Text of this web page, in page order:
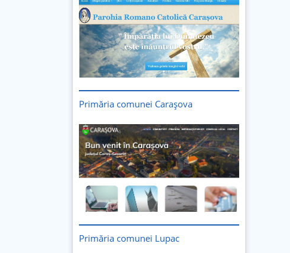
Primăria comunei Carașova
Primăria comunei Lupac